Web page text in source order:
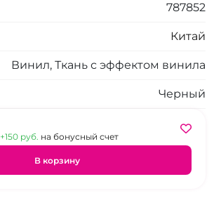
787852
Китай
Винил, Ткань с эффектом винила
Черный
+150 pуб. на бонусный счет
В корзину